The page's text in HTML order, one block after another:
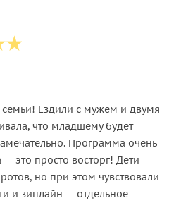
семьи! Ездили с мужем и двумя
что младшему будет
Программа очень
это просто восторг! Дети
но при этом чувствовали
и зиплайн — отдельное